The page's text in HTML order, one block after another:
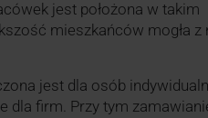
jest położona w takim
mieszkańców mogła z
jest dla osób
dla firm. Przy tym